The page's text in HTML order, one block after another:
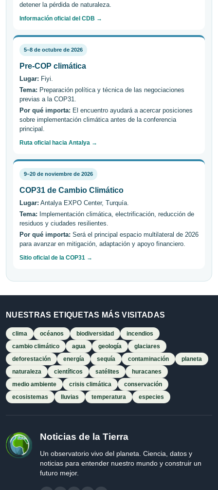
detener la pérdida de naturaleza.
Información oficial del CDB →
5–8 de octubre de 2026
Pre-COP climática
Lugar: Fiyi.
Tema: Preparación política y técnica de las negociaciones
previas a la COP31.
Por qué importa: El encuentro ayudará a acercar posiciones
sobre implementación climática antes de la conferencia
principal.
Ruta oficial hacia Antalya →
9–20 de noviembre de 2026
COP31 de Cambio Climático
Lugar: Antalya EXPO Center, Turquía.
Tema: Implementación climática, electrificación, reducción de
residuos y ciudades resilientes.
Por qué importa: Será el principal espacio multilateral de 2026
para avanzar en mitigación, adaptación y apoyo financiero.
Sitio oficial de la COP31 →
NUESTRAS ETIQUETAS MÁS VISITADAS
clima océanos biodiversidad
incendios
cambio climático
agua geología
glaciares
deforestación
energía sequía contaminación
planeta
naturaleza
científicos satélites
huracanes
medio ambiente
crisis climática
conservación
ecosistemas
lluvias temperatura especies
Noticias de la Tierra
Un observatorio vivo del planeta. Ciencia, datos y
noticias para entender nuestro mundo y construir un
futuro mejor.